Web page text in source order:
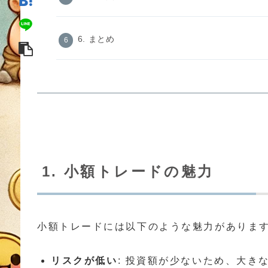
6. まとめ
1. 小額トレードの魅力
小額トレードには以下のような魅力があります
リスクが低い : 投資額が少ないため、大き